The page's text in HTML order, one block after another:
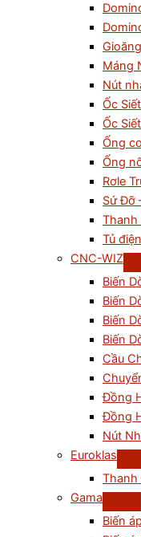
Máng
Nút
Ốc
Ốc
Ống
Ống
Rơle
Sứ Đỡ
Thanh
Tủ
CNC-WIZ
Biến
Biến
Biến
Biến
Cầu
Đồng
Đồng
Nút
Euroklas
Thanh
Gama
Biến